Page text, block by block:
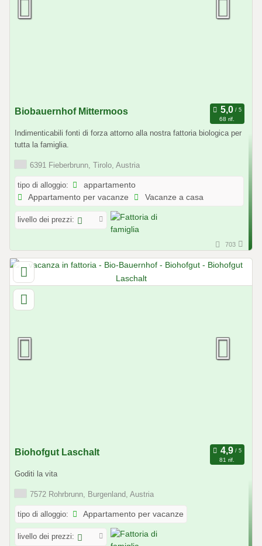
Biobauernhof Mittermoos
68 rif.
Indimenticabili fonti di forza attorno alla nostra fattoria biologica per
tutta la famiglia.
6391 Fieberbrunn, Tirolo, Austria
tipo di alloggio:
appartamento
Appartamento per vacanze
Vacanze a casa
livello dei prezzi:
703
Biohofgut Laschalt
81 rif.
Goditi la vita
7572 Rohrbrunn, Burgenland, Austria
tipo di alloggio: Appartamento per vacanze
livello dei prezzi: